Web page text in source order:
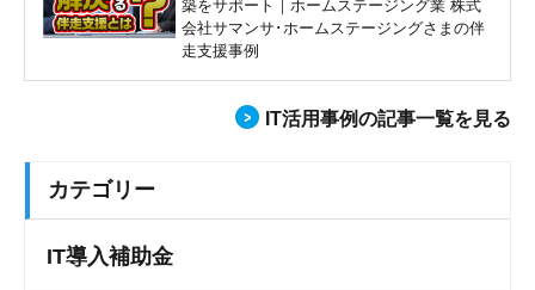
築をサポート｜ホームステージング業 株式
会社サマンサ･ホームステージングさまの伴
走支援事例
IT活用事例の記事一覧を見る
カテゴリー
IT導入補助金